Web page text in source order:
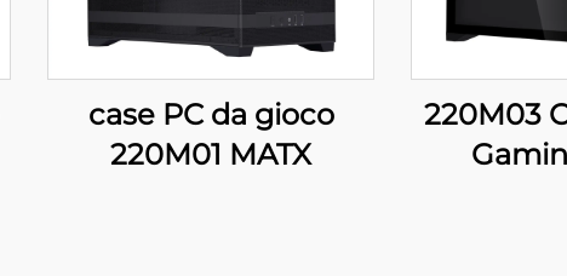
case PC da gioco
220M01 MATX
220M03